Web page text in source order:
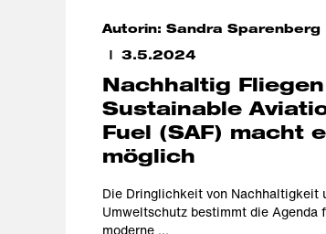
Autorin: Sandra Sparenberg
3.5.2024
Nachhaltig Fliegen
Sustainable
Fuel (SAF) macht
möglich
Die Dringlichkeit von Nachhaltigkeit
Umweltschutz bestimmt die Agenda
moderne ...